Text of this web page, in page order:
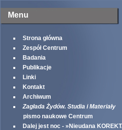
Menu
Strona główna
Zespół Centrum
Badania
Publikacje
Linki
Kontakt
Archiwum
Zagłada Żydów. Studia i Materiały
pismo naukowe Centrum
Dalej jest noc - »Nieudana